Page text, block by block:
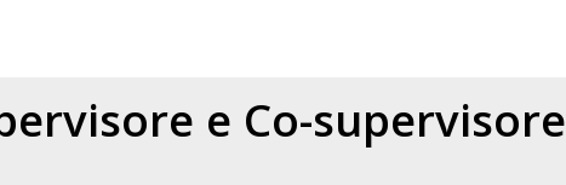
e Co-supervisore